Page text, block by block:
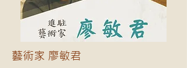
藝術家 廖敏君